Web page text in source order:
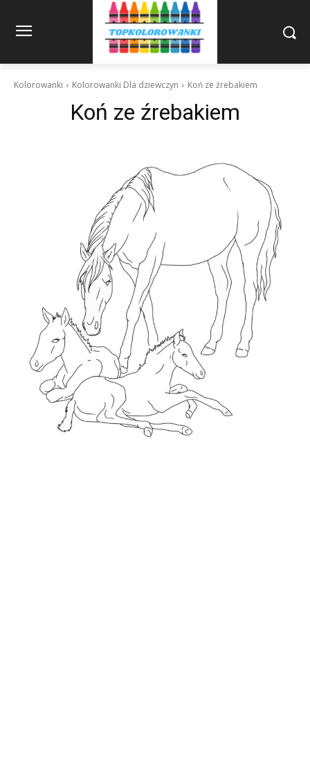
Kolorowanki Kolorowanki Dla dziewczyn Koń ze źrebakiem
Koń ze źrebakiem